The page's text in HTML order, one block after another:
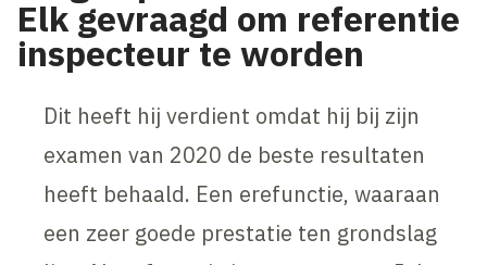
Elk gevraagd om referentie
inspecteur te worden
Dit heeft hij verdient omdat hij bij zijn
examen van 2020 de beste resultaten
heeft behaald. Een erefunctie, waaraan
een zeer goede prestatie ten grondslag